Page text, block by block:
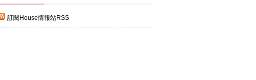
訂閱House情報站RSS